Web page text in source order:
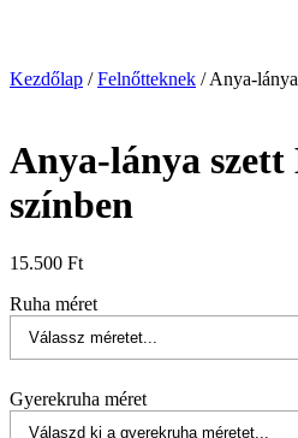
Kezdőlap /Felnőtteknek /Anya-
Anya-lánya
színben
15.500 Ft
Ruha méret
Gyerekruha méret